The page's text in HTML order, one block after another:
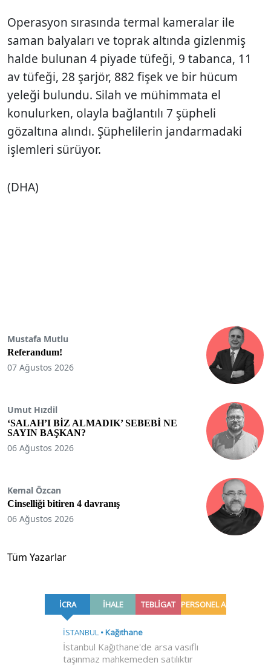
Operasyon sırasında termal kameralar ile
saman balyaları ve toprak altında gizlenmiş
halde bulunan 4 piyade tüfeği, 9 tabanca, 11
av tüfeği, 28 şarjör, 882 fişek ve bir hücum
yeleği bulundu. Silah ve mühimmata el
konulurken, olayla bağlantılı 7 şüpheli
gözaltına alındı. Şüphelilerin jandarmadaki
işlemleri sürüyor.
(DHA)
Mustafa Mutlu
Referandum!
07 Ağustos 2026
Umut Hızdil
‘SALAH’I BİZ ALMADIK’ SEBEBİ NE
SAYIN BAŞKAN?
06 Ağustos 2026
Kemal Özcan
Cinselliği bitiren 4 davranış
06 Ağustos 2026
Tüm Yazarlar